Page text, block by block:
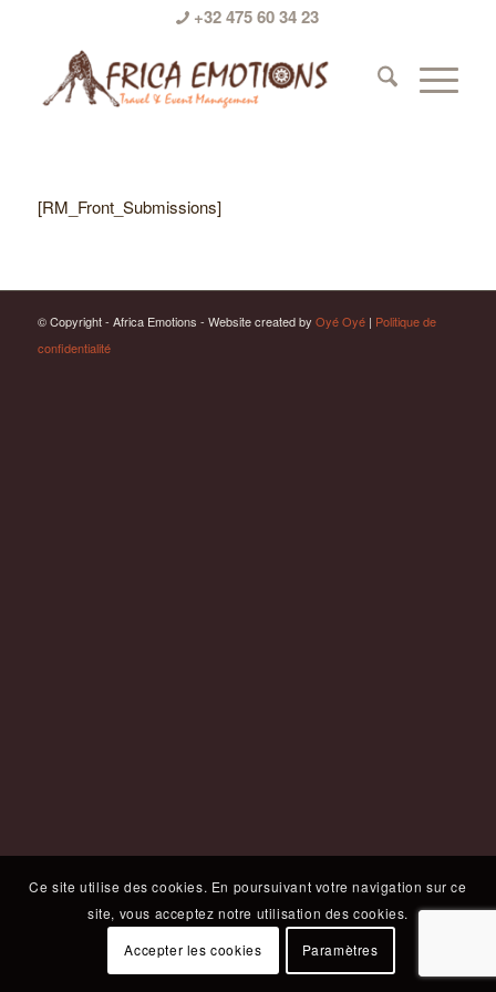
+32 475 60 34 23
[RM_Front_Submissions]
© Copyright - Africa Emotions - Website created by Oyé Oyé| Politique de
confidentialité
Ce site utilise des cookies. En poursuivant votre navigation sur ce
site, vous acceptez notre utilisation des cookies.
Accepter les cookies
Paramètres